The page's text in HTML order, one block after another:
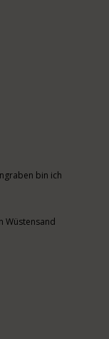
bin ich
Wüstensand